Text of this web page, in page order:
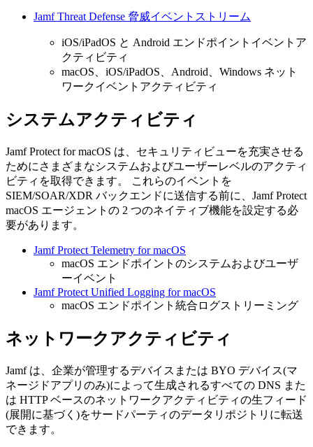
Jamf Threat Defense 脅威イベントストリーム
iOS/iPadOS と Android エンドポイントイベントア
クティビティ
macOS、iOS/iPadOS、Android、Windows ネット
ワークイベントアクティビティ
システムアクティビティ
Jamf Protect for macOS は、セキュリティビューを充実させる
ためにさまざまなシステムおよびユーザーレベルのアクティ
ビティを取得できます。 これらのイベントを
SIEM/SOAR/XDR バックエンドに送信する前に、Jamf Protect
macOS エージェントの 2 つのネイティブ機能を設定する必
要があります。
Jamf Protect Telemetry for macOS
macOS エンドポイントのシステムおよびユーザ
ーイベント
Jamf Protect Unified Logging for macOS
macOS エンドポイント統合ログストリーミング
ネットワークアクティビティ
Jamf は、企業が管理するデバイスまたは BYO デバイス(マ
ネージドアプリのみ)によって生成されるすべての DNS また
は HTTP ベースのネットワークアクティビティの生フィード
(展開に基づく)をサードパーティのデータリポジトリに転送
できます。